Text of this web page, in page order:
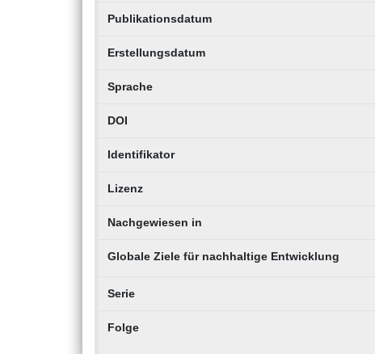
Publikationsdatum
Erstellungsdatum
Sprache
DOI
Identifikator
Lizenz
Nachgewiesen in
Globale Ziele für nachhaltige Entwicklung
Serie
Folge